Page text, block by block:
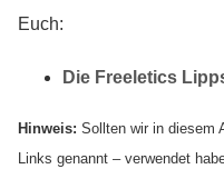
Euch:
Die Freeletics
Hinweis: Sollten wir in diesem
Links genannt – verwendet